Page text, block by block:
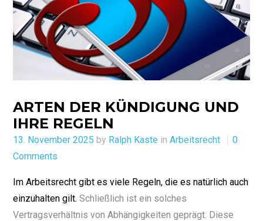
ARTEN DER KÜNDIGUNG UND
IHRE REGELN
Posted
on
13. November 2025 by Ralph Kaste inArbeitsrecht
0
Comments
Im Arbeitsrecht gibt es viele Regeln, die es natürlich auch
einzuhalten gilt.Schließlich ist ein solches
Vertragsverhältnis von Abhängigkeiten geprägt. Diese